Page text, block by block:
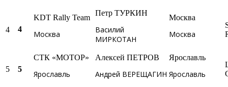
4 4
KDT Rally Team
Москва
Петр ТУРКИН
Василий
МИРКОТАН
Москва
Москва
5 5
СТК «МОТОР»
Ярославль
Алексей ПЕТРОВ
Андрей ВЕРЕЩАГИН
Ярославль
Ярославль